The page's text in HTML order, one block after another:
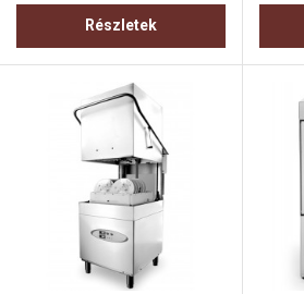
Részletek